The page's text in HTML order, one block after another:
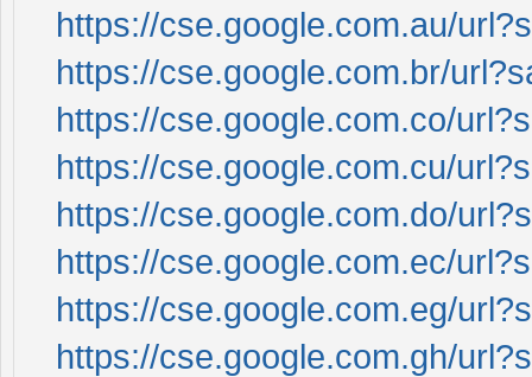
https://cse.google.com.au/
https://cse.google.com.br/
https://cse.google.com.co/
https://cse.google.com.cu/
https://cse.google.com.do/
https://cse.google.com.ec/
https://cse.google.com.eg/
https://cse.google.com.gh/